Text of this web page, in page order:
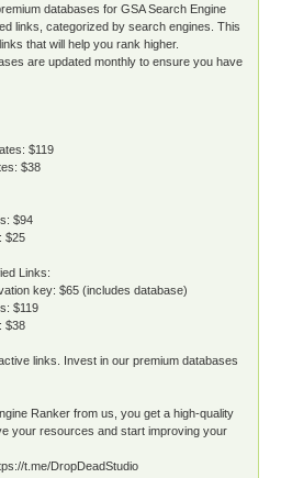
databases for GSA Search Engine
links, categorized by search engines. This
that will help you rank higher.
are updated monthly to ensure you have
$119
$38
$94
$25
Links:
key: $65 (includes database)
$119
$38
links. Invest in our premium databases
Ranker from us, you get a high-quality
your resources and start improving your
t.me/DropDeadStudio